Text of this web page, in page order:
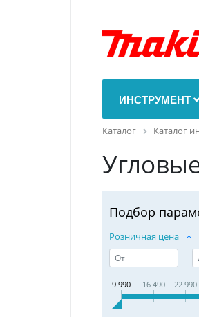
ИНСТРУМЕНТ
Каталог Каталог
Подбор
Розничная цена
9 990 16 490 22 990